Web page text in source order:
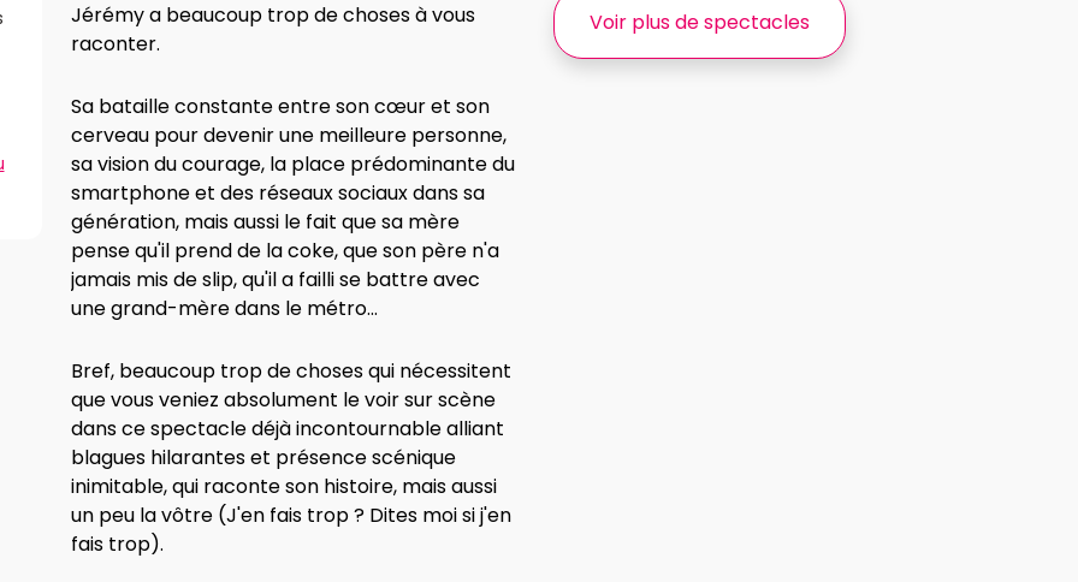
Jérémy a beaucoup trop de choses à vous
raconter.
Sa bataille constante entre son cœur et son
cerveau pour devenir une meilleure personne,
sa vision du courage, la place prédominante du
smartphone et des réseaux sociaux dans sa
génération, mais aussi le fait que sa mère
pense qu'il prend de la coke, que son père n'a
jamais mis de slip, qu'il a failli se battre avec
une grand-mère dans le métro...
Bref, beaucoup trop de choses qui nécessitent
que vous veniez absolument le voir sur scène
dans ce spectacle déjà incontournable alliant
blagues hilarantes et présence scénique
inimitable, qui raconte son histoire, mais aussi
un peu la vôtre (J'en fais trop ? Dites moi si j'en
fais trop).
Voir plus de spectacles